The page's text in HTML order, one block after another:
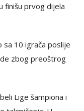
finišu prvog dijela
sa 10 igrača poslije
zbog preoštrog
Lige šampiona i